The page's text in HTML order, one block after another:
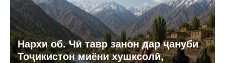
Нархи об. Чӣ тавр занон дар ҷануби
Тоҷикистон миёни хушксолӣ,